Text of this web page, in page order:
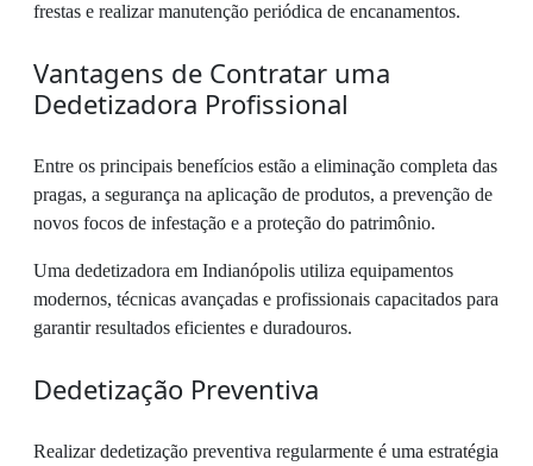
frestas e realizar manutenção periódica de encanamentos.
Vantagens de Contratar uma
Dedetizadora Profissional
Entre os principais benefícios estão a eliminação completa das
pragas, a segurança na aplicação de produtos, a prevenção de
novos focos de infestação e a proteção do patrimônio.
Uma dedetizadora em Indianópolis utiliza equipamentos
modernos, técnicas avançadas e profissionais capacitados para
garantir resultados eficientes e duradouros.
Dedetização Preventiva
Realizar dedetização preventiva regularmente é uma estratégia